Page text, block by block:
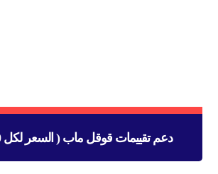
دعم تقييمات قوقل ماب ( السعر لكل 10 تقييمات )